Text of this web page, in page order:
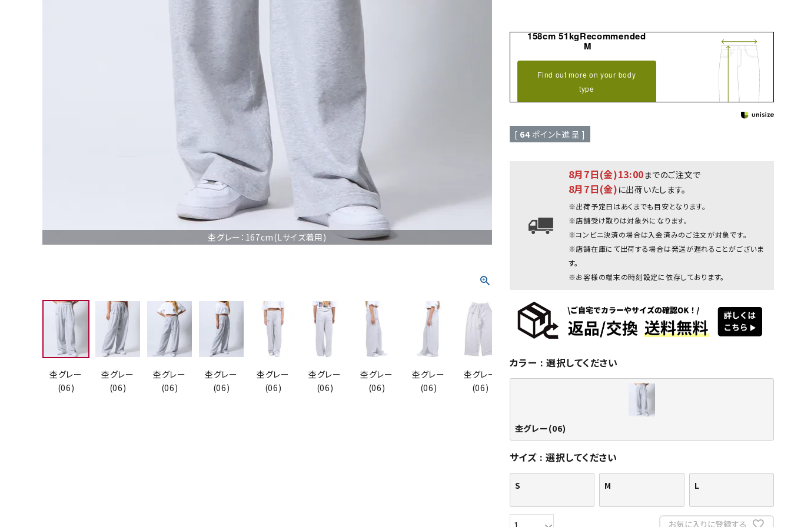
杢グレー：167cm(Lサイズ着用) 杢グレー：167cm(Lサイズ着
杢グレー
(06)
杢グレー
(06)
杢グレー
(06)
杢グレー
(06)
杢グレー
(06)
杢グレー
(06)
杢グレー
(06)
杢グレー
(06)
杢グレー
(06)
(06)
158cm 51kgRecommended
M
Find out more on your body
type
[ 64ポイント進呈 ]
8月7日(金)13:00までのご注文で
8月7日(金) に出荷いたします。
※出荷予定日はあくまでも目安となります。
※店舗受け取りは対象外になります。
※コンビニ決済の場合は入金済みのご注文が対象です。
※店舗在庫にて出荷する場合は発送が遅れることがございま
す。
※お客様の端末の時刻設定に依存しております。
カラー 選択してください
杢グレー(06)
サイズ 選択してください
S M L
お気に入りに登録する